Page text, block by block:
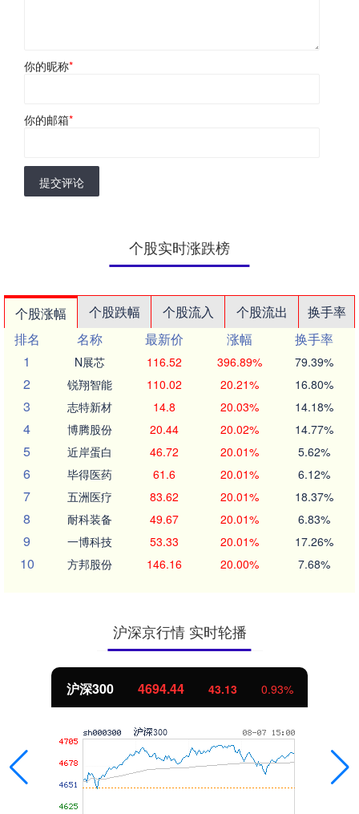
你的昵称*
你的邮箱*
提交评论
个股实时涨跌榜
个股涨幅 个股跌幅 个股流入 个股流出
换手率
排名
名称 最新价 涨幅
换手率
1
N展芯 116.52 396.89% 79.39%
2 锐翔智能 110.02 20.21% 16.80%
3 志特新材 14.8 20.03% 14.18%
4 博腾股份 20.44 20.02% 14.77%
5 近岸蛋白 46.72 20.01% 5.62%
6 毕得医药 61.6 20.01% 6.12%
7 五洲医疗 83.62 20.01% 18.37%
8 耐科装备 49.67 20.01% 6.83%
9 一博科技 53.33 20.01% 17.26%
10 方邦股份 146.16 20.00% 7.68%
沪深京行情 实时轮播
0.93% 北证50 1134.24